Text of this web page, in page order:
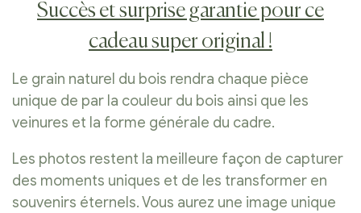
Succès et surprise garantie pour ce
cadeau super original !
Le grain naturel du bois rendra chaque pièce
unique de par la couleur du bois ainsi que les
veinures et la forme générale du cadre.
Les photos restent la meilleure façon de capturer
des moments uniques et de les transformer en
souvenirs éternels. Vous aurez une image unique